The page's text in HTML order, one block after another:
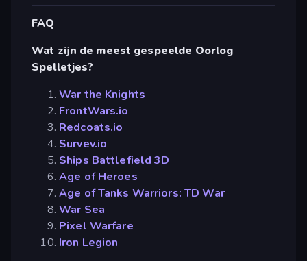
FAQ
Wat zijn de meest gespeelde Oorlog
Spelletjes?
War the Knights
FrontWars.io
Redcoats.io
Survev.io
Ships Battlefield 3D
Age of Heroes
Age of Tanks Warriors: TD War
War Sea
Pixel Warfare
Iron Legion